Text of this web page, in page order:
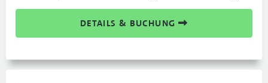
DETAILS & BUCHUNG